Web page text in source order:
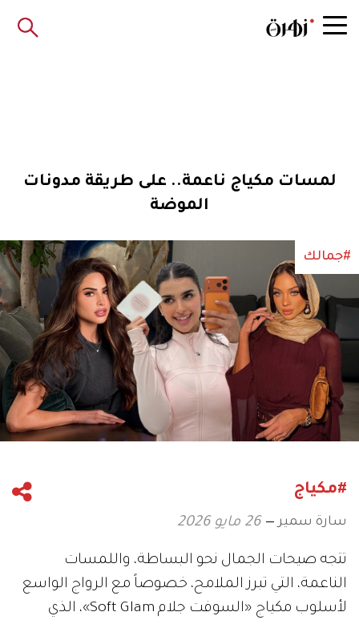
لمسات مكياج ناعمة.. على طريقة مدونات
الموضة
#جمالك
#مكياج
سارة سمير 26 مايو 2026
تتجه صيحات الجمال نحو البساطة، واللمسات
الناعمة، التي تبرز الملامح، خصوصاً مع الرواج الواسع
لأسلوب مكياج «السوفت جلام Soft Glam»، الذي